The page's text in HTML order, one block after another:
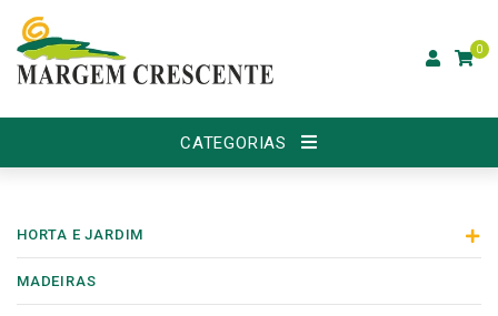
0
CATEGORIAS
HORTA E JARDIM
MADEIRAS